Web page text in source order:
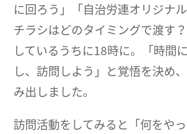
に回ろう」「自治労連オリジナ
チラシはどのタイミングで渡す
しているうちに18時に。「時間
し、訪問しよう」と覚悟を決め
み出しました。
訪問活動をしてみると「何をやっ